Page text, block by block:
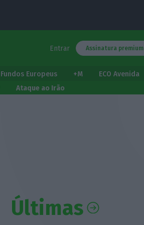
Entrar Assinatura premium
Fundos Europeus +M
ECO Avenida
Ataque ao Irão
Últimas